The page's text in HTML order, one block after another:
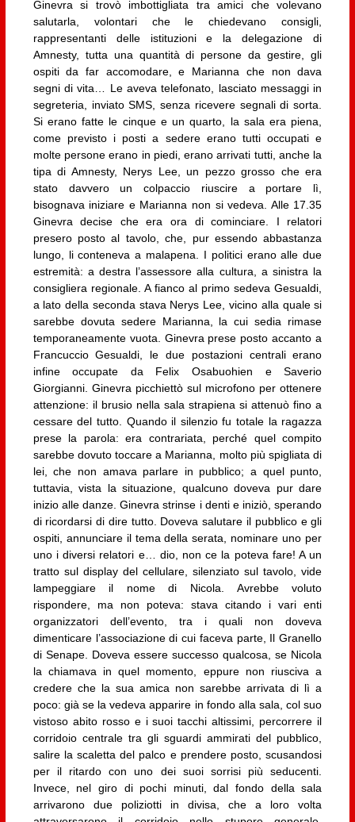
Ginevra si trovò imbottigliata tra amici che volevano
salutarla, volontari che le chiedevano consigli,
rappresentanti delle istituzioni e la delegazione di
Amnesty, tutta una quantità di persone da gestire, gli
ospiti da far accomodare, e Marianna che non dava
segni di vita… Le aveva telefonato, lasciato messaggi in
segreteria, inviato SMS, senza ricevere segnali di sorta.
Si erano fatte le cinque e un quarto, la sala era piena,
come previsto i posti a sedere erano tutti occupati e
molte persone erano in piedi, erano arrivati tutti, anche la
tipa di Amnesty, Nerys Lee, un pezzo grosso che era
stato davvero un colpaccio riuscire a portare lì,
bisognava iniziare e Marianna non si vedeva. Alle 17.35
Ginevra decise che era ora di cominciare. I relatori
presero posto al tavolo, che, pur essendo abbastanza
lungo, li conteneva a malapena. I politici erano alle due
estremità: a destra l’assessore alla cultura, a sinistra la
consigliera regionale. A fianco al primo sedeva Gesualdi,
a lato della seconda stava Nerys Lee, vicino alla quale si
sarebbe dovuta sedere Marianna, la cui sedia rimase
temporaneamente vuota. Ginevra prese posto accanto a
Francuccio Gesualdi, le due postazioni centrali erano
infine occupate da Felix Osabuohien e Saverio
Giorgianni. Ginevra picchiettò sul microfono per ottenere
attenzione: il brusio nella sala strapiena si attenuò fino a
cessare del tutto. Quando il silenzio fu totale la ragazza
prese la parola: era contrariata, perché quel compito
sarebbe dovuto toccare a Marianna, molto più spigliata di
lei, che non amava parlare in pubblico; a quel punto,
tuttavia, vista la situazione, qualcuno doveva pur dare
inizio alle danze. Ginevra strinse i denti e iniziò, sperando
di ricordarsi di dire tutto. Doveva salutare il pubblico e gli
ospiti, annunciare il tema della serata, nominare uno per
uno i diversi relatori e… dio, non ce la poteva fare! A un
tratto sul display del cellulare, silenziato sul tavolo, vide
lampeggiare il nome di Nicola. Avrebbe voluto
rispondere, ma non poteva: stava citando i vari enti
organizzatori dell’evento, tra i quali non doveva
dimenticare l’associazione di cui faceva parte, Il Granello
di Senape. Doveva essere successo qualcosa, se Nicola
la chiamava in quel momento, eppure non riusciva a
credere che la sua amica non sarebbe arrivata di lì a
poco: già se la vedeva apparire in fondo alla sala, col suo
vistoso abito rosso e i suoi tacchi altissimi, percorrere il
corridoio centrale tra gli sguardi ammirati del pubblico,
salire la scaletta del palco e prendere posto, scusandosi
per il ritardo con uno dei suoi sorrisi più seducenti.
Invece, nel giro di pochi minuti, dal fondo della sala
arrivarono due poliziotti in divisa, che a loro volta